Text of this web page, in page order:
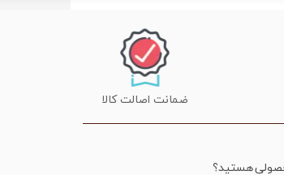
ضمانت اصالت کالا
هستید؟